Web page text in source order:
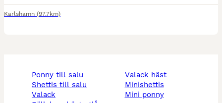
Karlshamn (97.7km)
ponny till salu
shettis till salu
valack
valack häst
minishettis
mini ponny